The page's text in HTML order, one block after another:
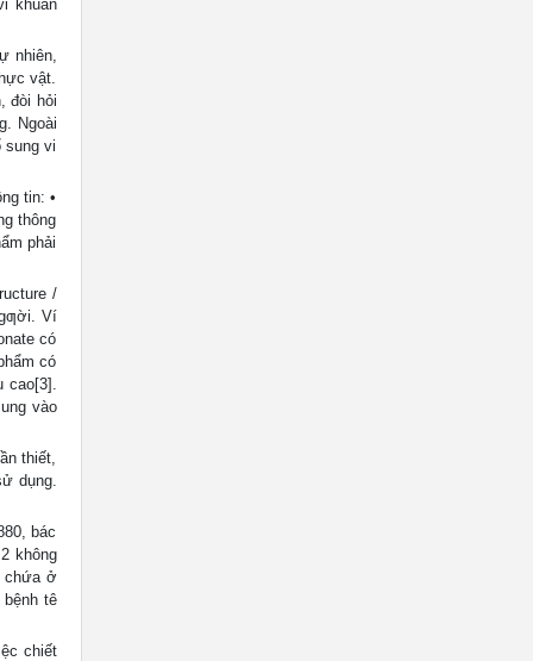
khuẩn
nhiên,
vật.
đòi hỏi
Ngoài
sung vi
tin: •
thông
phải
/
Ví
có
có
cao[3].
vào
thiết,
dụng.
bác
không
chứa ở
tê
chiết